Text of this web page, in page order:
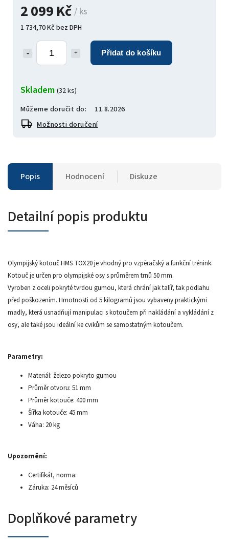
2 099 Kč/ ks
1 734,70 Kč bez DPH
Přidat do košíku
Skladem (32 ks)
Můžeme doručit do:
11.8.2026
Možnosti doručení
Popis Hodnocení Diskuze
Detailní popis produktu
Olympijský kotouč HMS TOX20 je vhodný pro vzpěračský a funkční trénink.
Kotouč je určen pro olympijské osy s průměrem trnů 50 mm.
Vyroben z oceli pokryté tvrdou gumou, která chrání jak talíř, tak podlahu
před poškozením. Hmotnosti od 5 kilogramů jsou vybaveny praktickými
madly, která usnadňují manipulaci s kotoučem při nakládání a vykládání z
osy, ale také jsou ideální ke cvikům se samostatným kotoučem.
Parametry:
Materiál: železo pokryto gumou
Průměr otvoru: 51 mm
Průměr kotouče: 400 mm
Šířka kotouče: 45 mm
Váha: 20 kg
Upozornění:
Certifikát, norma:
Záruka: 24 měsíců
Doplňkové parametry